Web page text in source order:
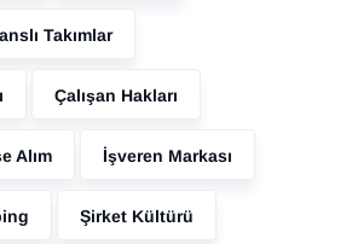
Takımlar
Çalışan Hakları
Alım İşveren Markası
Şirket Kültürü